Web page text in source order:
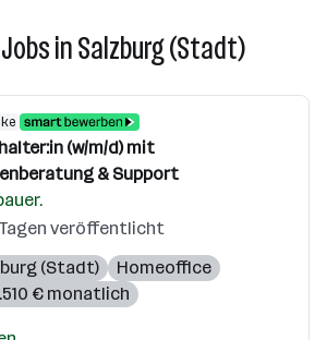
in Salzburg (Stadt)
(w/m/d) mit
& Support
veröffentlicht
(Stadt)
Homeoffice
€ monatlich